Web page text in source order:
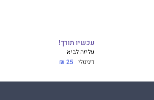
עכשיו תורך!
עליזה לביא
דיגיטלי 25 ₪